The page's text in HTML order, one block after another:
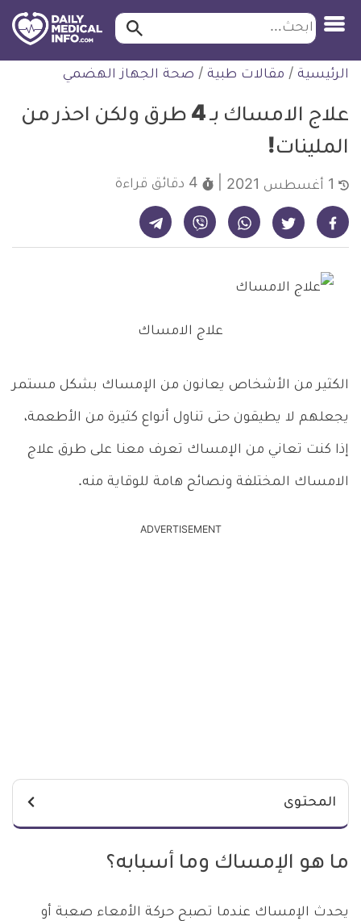
التخطي
للمحتوى
طبية
ابحث ابحث…
الرئيسية / مقالات طبية / صحة الجهاز الهضمي
علاج الامساك بـ 4 طرق ولكن احذر من
الملينات!
4 دقائق قراءة
شارك على فيسبوك - ديلي ميديكال انفو شارك على تويتر - ديلي ميديكال انفو شارك على واتساب - ديلي ميديكال انفو شارك على فايبر - ديلي ميديكال انفو شارك على تيليجرام - ديلي ميديكال انفو
علاج الامساك
الكثير من الأشخاص يعانون من الإمساك بشكل مستمر
يجعلهم لا يطيقون حتى تناول أنواع كثيرة من الأطعمة،
إذا كنت تعاني من الإمساك تعرف معنا على طرق علاج
الامساك المختلفة ونصائح هامة للوقاية منه.
ADVERTISEMENT
المحتوى
ما هو الإمساك وما أسبابه؟
يحدث الإمساك عندما تصبح حركة الأمعاء صعبة أو